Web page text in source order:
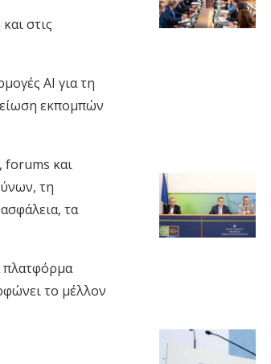
στις
AI για τη
εκπομπών
forums και
τη
τα
πλατφόρμα
το μέλλον